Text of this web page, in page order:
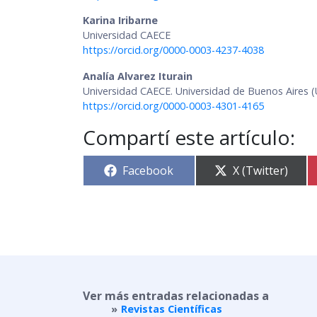
Karina Iribarne
Universidad CAECE
https://orcid.org/0000-0003-4237-4038
Analía Alvarez Iturain
Universidad CAECE. Universidad de Buenos Aires
https://orcid.org/0000-0003-4301-4165
Compartí este artículo:
Compartir
Facebook Compartir
en
X (Twitter)
Ver más entradas relacionadas a
Revistas Científicas